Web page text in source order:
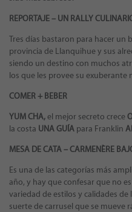
REPORTAJE – UN RALLY
Tres días bastaron para hacer un
provincia de Llanquihue y sus
siendo un destino con muchos
los que les provee su exuberante
COMER + BEBER
YUM CHA,el mejor secreto crece
la costa UNA GUÍA para Franklin
MESA DE CATA – CARMENÈRE
Es una de las categorías más
año, y hay que confesar que no
variedad de estilos y calidades
suerte de carrusel que se mueve